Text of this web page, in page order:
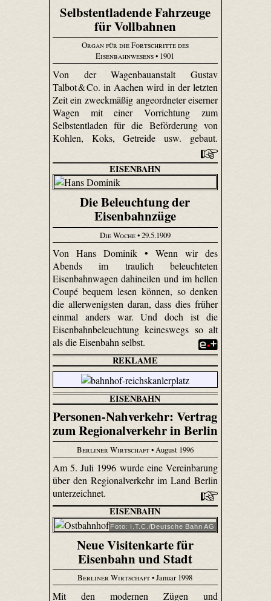
Selbstentladende Fahrzeuge
für Vollbahnen
Organ für die Fortschritte des
Eisenbahnwesens• 1901
Von der Wagenbauanstalt Gustav
Talbot & Co. in Aachen wird in der letzten
Zeit ein zweckmäßig angeordneter eiserner
Wagen mit einer Vorrichtung zum
Selbstentladen für die Beförderung von
Kohlen, Koks, Getreide usw. gebaut.
EISENBAHN
Die Beleuchtung der
Eisenbahnzüge
Die Woche• 29.5.1909
Von Hans Dominik • Wenn wir des
Abends im traulich beleuchteten
Eisenbahnwagen dahineilen und im hellen
Coupé bequem lesen können, so denken
die allerwenigsten daran, dass dies früher
einmal anders war. Und doch ist die
Eisenbahnbeleuchtung keineswegs so alt
als die Eisenbahn selbst.
REKLAME
EISENBAHN
Personen-Nahverkehr: Vertrag
zum Regionalverkehr in Berlin
Berliner Wirtschaft• August 1996
Am 5. Juli 1996 wurde eine Vereinbarung
über den Regionalverkehr im Land Berlin
unterzeichnet.
EISENBAHN
Foto: I.T.C./Deutsche Bahn AG
Neue Visitenkarte für
Eisenbahn und Stadt
Berliner Wirtschaft• Januar 1998
Mit den modernen Zügen und